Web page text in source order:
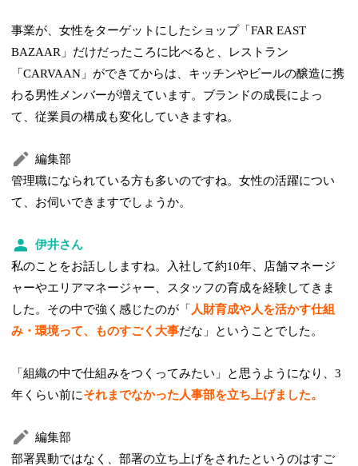
事業が、女性をターゲットにしたショップ「FAR EAST
BAZAAR」だけだったころに比べると、レストラン
「CARVAAN」ができてからは、キッチンやビールの醸造に携
わる男性メンバーが増えています。ブランドの成長によっ
て、従業員の構成も変化していきますね。
編集部
管理職になられている方も多いのですね。女性の活躍につい
て、お伺いできますでしょうか。
伊井さん
私のことをお話ししますね。入社して約10年、店舗マネージ
ャーやエリアマネージャー、スタッフの育成を経験してきま
した。その中で強く感じたのが「 人財育成や人を活かす仕組
み・環境って、ものすごく大事だな」ということでした。
「組織の中で仕組みをつくってみたい」と思うようになり、3
年くらい前にそれまでなかった人事部を立ち上げました。
編集部
部署異動ではなく、部署の立ち上げをされたというのはすご